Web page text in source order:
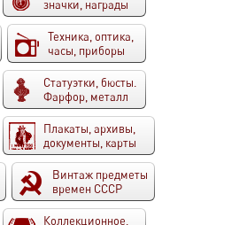
значки, награды
Техника, оптика,
часы, приборы
Статуэтки, бюсты.
Фарфор, металл
Плакаты, архивы,
документы, карты
Винтаж предметы
времен СССР
Коллекционное,